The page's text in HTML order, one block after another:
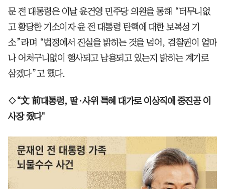
문 전 대통령은 이날 윤건영 민주당 의원을 통해 “터무니없
고 황당한 기소이자 윤 전 대통령 탄핵에 대한 보복성 기
소”라며 “법정에서 진실을 밝히는 것을 넘어, 검찰권이 얼마
나 어처구니없이 행사되고 남용되고 있는지 밝히는 계기로
삼겠다”고 했다.
◇“文 前대통령, 딸·사위 특혜 대가로 이상직에 중진공 이
사장 줬다"